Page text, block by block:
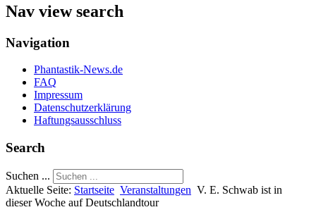
Nav view search
Navigation
Phantastik-News.de
FAQ
Impressum
Datenschutzerklärung
Haftungsausschluss
Search
Suchen ...
Aktuelle Seite: Startseite Veranstaltungen V. E. Schwab ist in
dieser Woche auf Deutschlandtour